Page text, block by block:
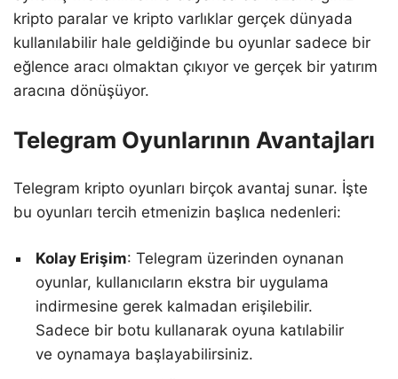
kripto paralar ve kripto varlıklar gerçek dünyada
kullanılabilir hale geldiğinde bu oyunlar sadece bir
eğlence aracı olmaktan çıkıyor ve gerçek bir yatırım
aracına dönüşüyor.
Telegram Oyunlarının Avantajları
Telegram kripto oyunları birçok avantaj sunar. İşte
bu oyunları tercih etmenizin başlıca nedenleri:
Kolay Erişim: Telegram üzerinden oynanan
oyunlar, kullanıcıların ekstra bir uygulama
indirmesine gerek kalmadan erişilebilir.
Sadece bir botu kullanarak oyuna katılabilir
ve oynamaya başlayabilirsiniz.